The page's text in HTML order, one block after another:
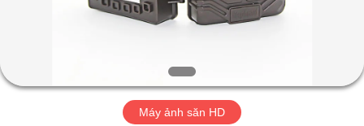
VỀ
Máy ảnh săn HD